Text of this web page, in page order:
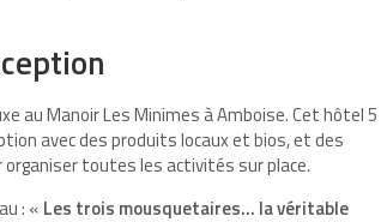
au Manoir Les Minimes à Amboise. Cet hôtel 5
avec des produits locaux et bios, et des
toutes les activités sur place.
: « Les trois mousquetaires… la véritable